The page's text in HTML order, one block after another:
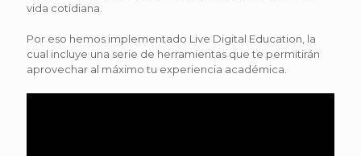
vida cotidiana.
Por eso hemos implementado Live Digital Education, la
cual incluye una serie de herramientas que te permitirán
aprovechar al máximo tu experiencia académica.